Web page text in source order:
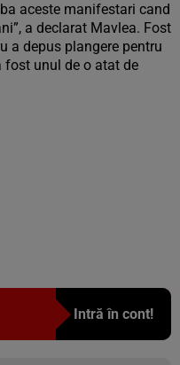
aceste manifestari cand
a declarat Mavlea. Fost
a depus plangere pentru
fost unul de o atat de
Intră în cont!